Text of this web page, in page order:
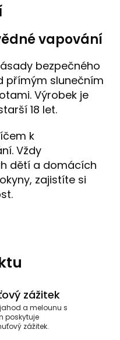
vapování
bezpečného
přímým slunečním
Výrobek je
18 let.
k
Vždy
dětí a domácích
zajistíte si
zážitek
a melounu s
poskytuje
zážitek.